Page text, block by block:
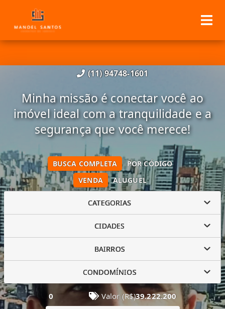
(11) 94748-1601
Minha missão é conectar você ao
imóvel ideal com a tranquilidade e a
segurança que você merece!
VENDA ALUGUEL
BUSCA COMPLETA POR CÓDIGO
CATEGORIAS
CIDADES
BAIRROS
CONDOMÍNIOS
0 Valor (R$)39.222.200